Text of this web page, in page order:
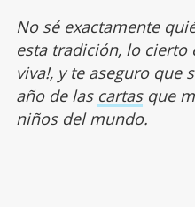
No sé exactamente
esta tradición, lo cierto
viva!, y te aseguro que
año de las cartasque
niños del mundo.